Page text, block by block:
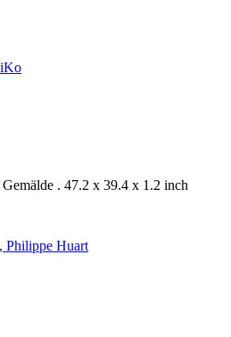
Gemälde . 47.2 x 39.4 x 1.2 inch